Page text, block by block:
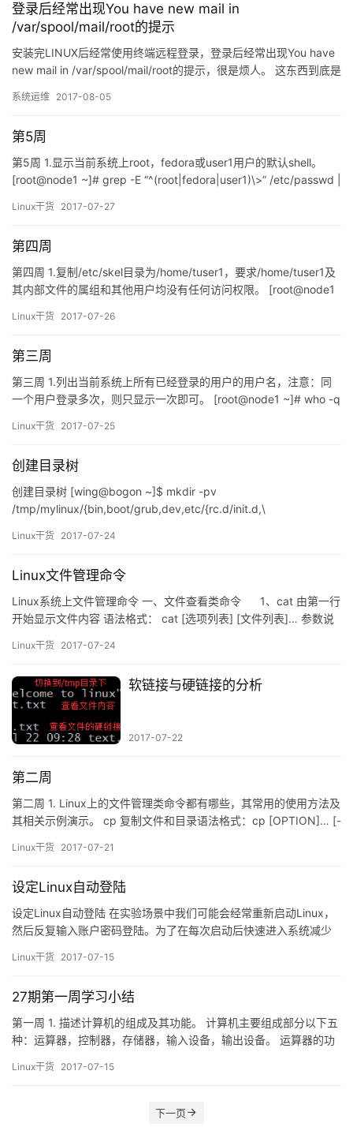
登录后经常出现You have new mail in
/var/spool/mail/root的提示
安装完LINUX后经常使用终端远程登录，登录后经常出现You have
new mail in /var/spool/mail/root的提示，很是烦人。 这东西到底是
LINUX会定时查看LINUX各种状态做汇总，每经过一段时间会把汇
这麻…
系统运维 2017-08-05
第5周
第5周 1.显示当前系统上root，fedora或user1用户的默认shell。
[root@node1 ~]# grep -E “^(root|fedora|user1)\>” /etc/passwd |
grep “^\(root…
Linux干货 2017-07-27
第四周
第四周 1.复制/etc/skel目录为/home/tuser1，要求/home/tuser1及
其内部文件的属组和其他用户均没有任何访问权限。 [root@node1
go= /home/tuser1 [root@node1 ~]# ls -…
Linux干货 2017-07-26
第三周
第三周 1.列出当前系统上所有已经登录的用户的用户名，注意：同
一个用户登录多次，则只显示一次即可。 [root@node1 ~]# who -q
前系统的用户的相关信息。 [root@node1 ~]# who -a | tail -1 mint
Linux干货 2017-07-25
创建目录树
创建目录树 [wing@bogon ~]$ mkdir -pv
/tmp/mylinux/{bin,boot/grub,dev,etc/{rc.d/init.d,\
lib/modules,lib64,proc,sbin,sys,tmp,usr/local{bin,sbin},\
Linux干货 2017-07-24
Linux文件管理命令
Linux系统上文件管理命令 一、文件查看类命令 1、cat 由第一行
开始显示文件内容 语法格式： cat [选项列表] [文件列表]… 参数说
输出行编号。 -e 等价于 -vE 。 -E…
Linux干货 2017-07-24
软链接与硬链接的分析
2017-07-22
第二周
第二周 1. Linux上的文件管理类命令都有哪些，其常用的使用方法及
其相关示例演示。 cp 复制文件和目录语法格式：cp [OPTION]… [-
[OPTION]… -t DIRECTORY SOURCE&#8230…
Linux干货 2017-07-21
设定Linux自动登陆
设定Linux自动登陆 在实验场景中我们可能会经常重新启动Linux，
然后反复输入账户密码登陆。为了在每次启动后快速进入系统减少
到指定账户（实验中一般为root账户）。基于Linux一切皆文件的思
及自动登录的账户是普通用户账户还是root…
Linux干货 2017-07-15
27期第一周学习小结
第一周 1. 描述计算机的组成及其功能。 计算机主要组成部分以下五
种：运算器，控制器，存储器，输入设备，输出设备。 运算器的功
控制器的功能是调度二进制程序，数据，内存寻址，以及协调计算
功能是存储二进制指令和数据。存储器是编址存储单元。 输入…
Linux干货 2017-07-15
下一页